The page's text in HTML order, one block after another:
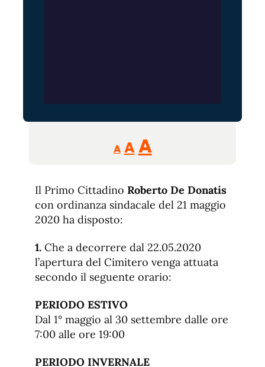
A
Reducir
tamaño
A Restablecer
de
fuente
AAumentar
de
Il Primo Cittadino Roberto De Donatis
con ordinanza sindacale del 21 maggio
2020 ha disposto:
1. Che a decorrere dal 22.05.2020
l’apertura del Cimitero venga attuata
secondo il seguente orario:
PERIODO ESTIVO
Dal 1° maggio al 30 settembre dalle ore
7:00 alle ore 19:00
PERIODO INVERNALE